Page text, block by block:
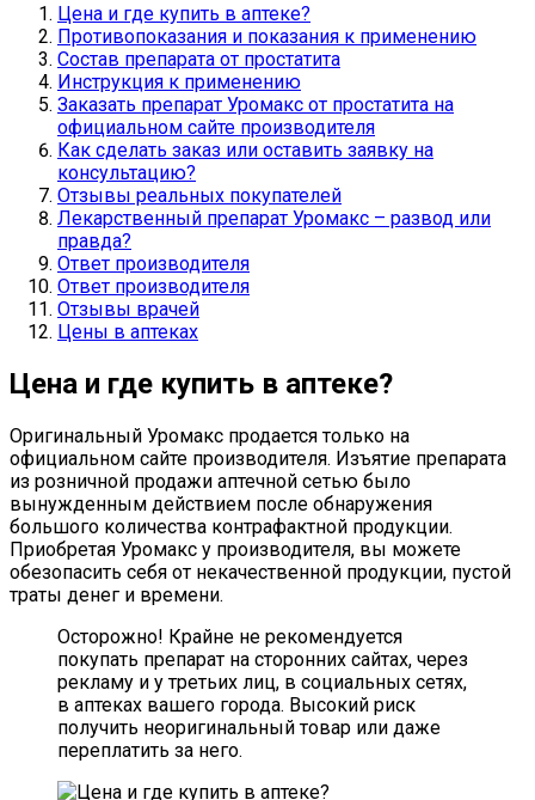
Цена и где купить в аптеке?
Противопоказания и показания к применению
Состав препарата от простатита
Инструкция к применению
Заказать препарат Уромакс от простатита на
официальном сайте производителя
Как сделать заказ или оставить заявку на
консультацию?
Отзывы реальных покупателей
Лекарственный препарат Уромакс – развод или
правда?
Ответ производителя
Ответ производителя
Отзывы врачей
Цены в аптеках
Цена и где купить в аптеке?
Оригинальный Уромакс продается только на
официальном сайте производителя. Изъятие препарата
из розничной продажи аптечной сетью было
вынужденным действием после обнаружения
большого количества контрафактной продукции.
Приобретая Уромакс у производителя, вы можете
обезопасить себя от некачественной продукции, пустой
траты денег и времени.
Осторожно! Крайне не рекомендуется
покупать препарат на сторонних сайтах, через
рекламу и у третьих лиц, в социальных сетях,
в аптеках вашего города. Высокий риск
получить неоригинальный товар или даже
переплатить за него.